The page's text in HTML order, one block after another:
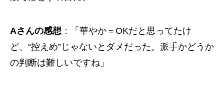
Aさんの感想 ：「華やか＝OKだと思ってたけ
ど、“控えめ”じゃないとダメだった。派手かどうか
の判断は難しいですね」